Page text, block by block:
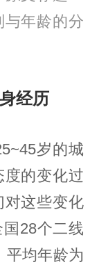
与年龄的分
经历
岁的城
的变化过
对这些变化
28个二线
平均年龄为